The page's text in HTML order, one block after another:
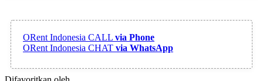
ORent Indonesia CALL via Phone
ORent Indonesia CHAT via WhatsApp